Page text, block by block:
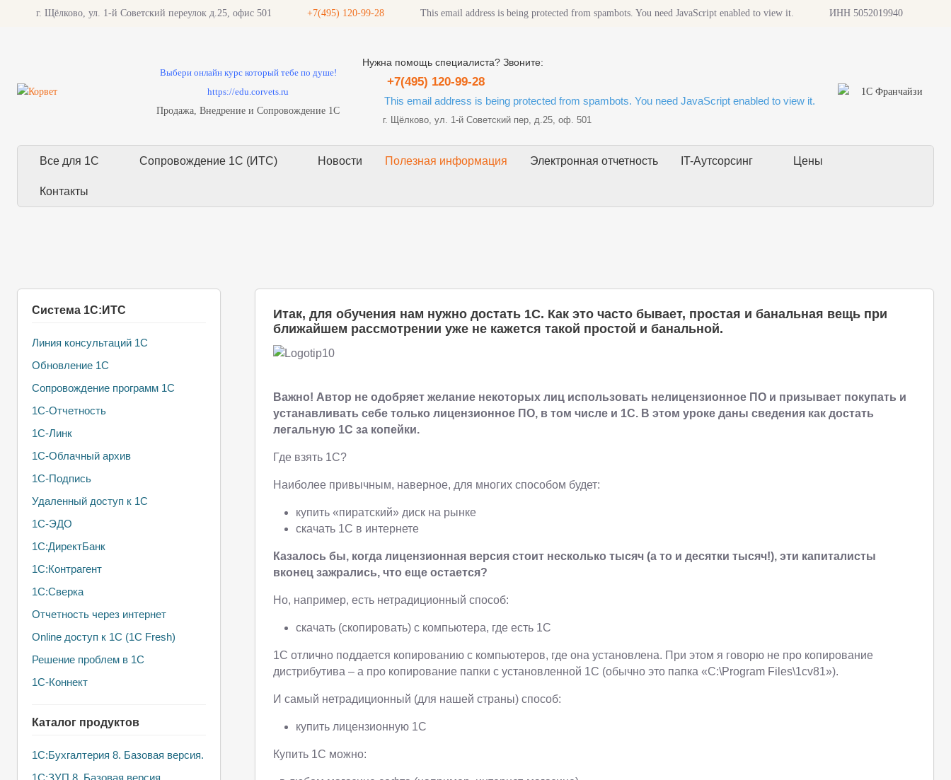
г. Щёлково, ул. 1-й Советский переулок д.25, офис 501 +7(495) 120-99-28 This email address is being protected from spambots. You need JavaScript enabled to view it. ИНН 5052019940
Выбери онлайн курс который тебе по душе!
https://edu.corvets.ru
Продажа, Внедрение и Сопровождение 1С
Нужна помощь специалиста? Звоните:
+7(495) 120-99-28
This email address is being protected from spambots. You need JavaScript enabled to view it.
г. Щёлково, ул. 1-й Советский пер, д.25, оф. 501
Все для 1С Сопровождение 1С (ИТС) Новости Полезная информация Электронная отчетность IT-Аутсорсинг Цены
Контакты
Система 1С:ИТС
Линия консультаций 1С
Обновление 1С
Сопровождение программ 1С
1С-Отчетность
1С-Линк
1С-Облачный архив
1С-Подпись
Удаленный доступ к 1С
1С-ЭДО
1С:ДиректБанк
1С:Контрагент
1С:Сверка
Отчетность через интернет
Online доступ к 1С (1С Fresh)
Решение проблем в 1С
1С-Коннект
Каталог продуктов
1C:Бухгалтерия 8. Базовая версия.
1С:ЗУП 8. Базовая версия
Итак, для обучения нам нужно достать 1С. Как это часто бывает, простая и банальная вещь при
ближайшем рассмотрении уже не кажется такой простой и банальной.
Важно! Автор не одобряет желание некоторых лиц использовать нелицензионное ПО и призывает покупать и
устанавливать себе только лицензионное ПО, в том числе и 1С. В этом уроке даны сведения как достать
легальную 1С за копейки.
Где взять 1С?
Наиболее привычным, наверное, для многих способом будет:
купить «пиратский» диск на рынке
скачать 1С в интернете
Казалось бы, когда лицензионная версия стоит несколько тысяч (а то и десятки тысяч!), эти капиталисты
вконец зажрались, что еще остается?
Но, например, есть нетрадиционный способ:
скачать (скопировать) с компьютера, где есть 1С
1С отлично поддается копированию с компьютеров, где она установлена. При этом я говорю не про копирование
дистрибутива – а про копирование папки с установленной 1С (обычно это папка «C:\Program Files\1cv81»).
И самый нетрадиционный (для нашей страны) способ:
купить лицензионную 1С
Купить 1С можно: